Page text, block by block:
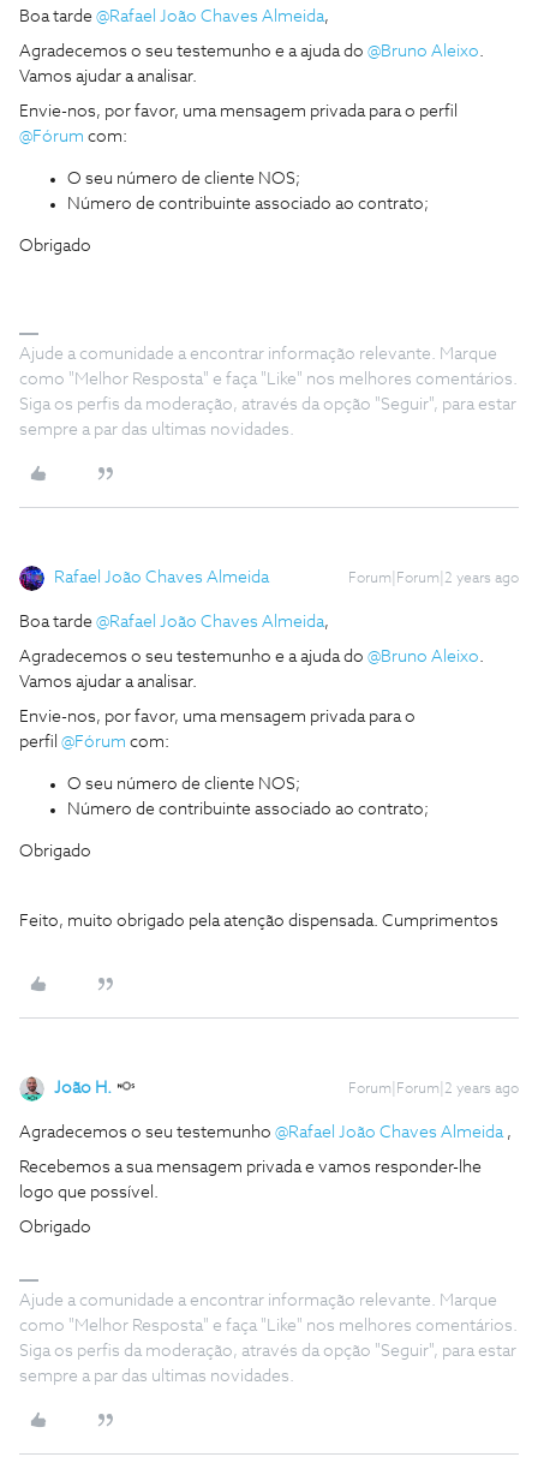
Boa tarde @Rafael João Chaves Almeida,
Agradecemos o seu testemunho e a ajuda do @Bruno Aleixo.
Vamos ajudar a analisar.
Envie-nos, por favor, uma mensagem privada para o perfil
@Fórum com:
O seu número de cliente NOS;
Número de contribuinte associado ao contrato;
Obrigado
Ajude a comunidade a encontrar informação relevante. Marque
como "Melhor Resposta" e faça "Like" nos melhores comentários.
Siga os perfis da moderação, através da opção "Seguir", para estar
sempre a par das ultimas novidades.
Rafael João Chaves Almeida Forum|Forum|2 years ago
Boa tarde @Rafael João Chaves Almeida,
Agradecemos o seu testemunho e a ajuda do @Bruno Aleixo.
Vamos ajudar a analisar.
Envie-nos, por favor, uma mensagem privada para o
perfil @Fórum com:
O seu número de cliente NOS;
Número de contribuinte associado ao contrato;
Obrigado
Feito, muito obrigado pela atenção dispensada. Cumprimentos
João H. Forum|Forum|2 years ago
Agradecemos o seu testemunho @Rafael João Chaves Almeida,
Recebemos a sua mensagem privada e vamos responder-lhe
logo que possível.
Obrigado
Ajude a comunidade a encontrar informação relevante. Marque
como "Melhor Resposta" e faça "Like" nos melhores comentários.
Siga os perfis da moderação, através da opção "Seguir", para estar
sempre a par das ultimas novidades.